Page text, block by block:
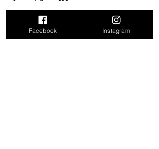
Facebook Instagram